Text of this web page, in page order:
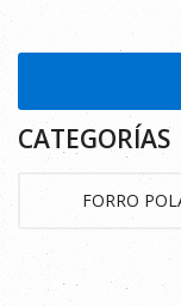
CATEGORÍAS